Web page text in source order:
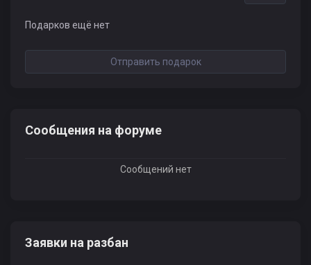
Подарков ещё нет
Отправить подарок
Сообщения на форуме
Сообщений нет
Заявки на разбан